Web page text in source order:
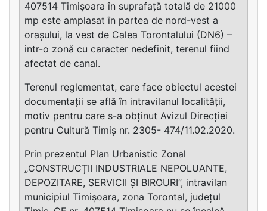
407514 Timișoara în suprafață totală de 21000
mp este amplasat în partea de nord-vest a
orașului, la vest de Calea Torontalului (DN6) –
intr-o zonă cu caracter nedefinit, terenul fiind
afectat de canal.
Terenul reglementat, care face obiectul acestei
documentații se află în intravilanul localității,
motiv pentru care s-a obținut Avizul Direcției
pentru Cultură Timiș nr. 2305- 474/11.02.2020.
Prin prezentul Plan Urbanistic Zonal
„CONSTRUCȚII INDUSTRIALE NEPOLUANTE,
DEPOZITARE, SERVICII ȘI BIROURI”, intravilan
municipiul Timișoara, zona Torontal, județul